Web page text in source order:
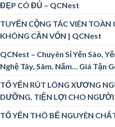
ĐẸP CÓ ĐỦ – QCNest
TUYỂN CỘNG TÁC VIÊN
KHÔNG CẦN VỐN | QCNest
QCNest – Chuyên Sỉ Yến Sào,
Nghệ Tây, Sâm, Nấm… Giá Tận
TỔ YẾN RÚT LÔNG XƯƠNG
DƯỠNG, TIỆN LỢI CHO
TỔ YẾN THÔ BỂ NGUYÊN